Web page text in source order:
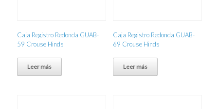
Caja Registro Redonda GUAB-
59 Crouse Hinds
Leer más
Caja Registro Redonda GUAB-
69 Crouse Hinds
Leer más